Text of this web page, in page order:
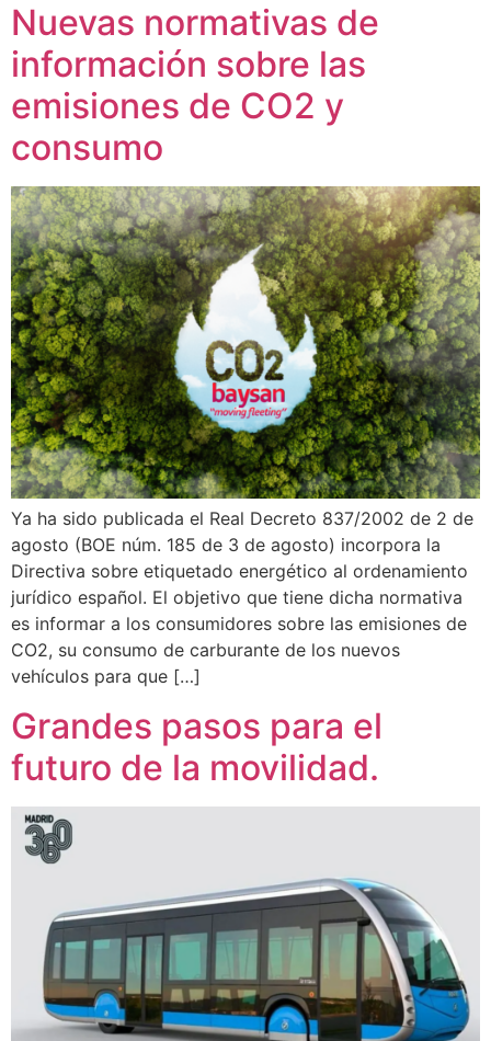
Nuevas normativas de
información sobre las
emisiones de CO2 y
consumo
Ya ha sido publicada el Real Decreto 837/2002 de 2 de
agosto (BOE núm. 185 de 3 de agosto) incorpora la
Directiva sobre etiquetado energético al ordenamiento
jurídico español. El objetivo que tiene dicha normativa
es informar a los consumidores sobre las emisiones de
CO2, su consumo de carburante de los nuevos
vehículos para que […]
Grandes pasos para el
futuro de la movilidad.